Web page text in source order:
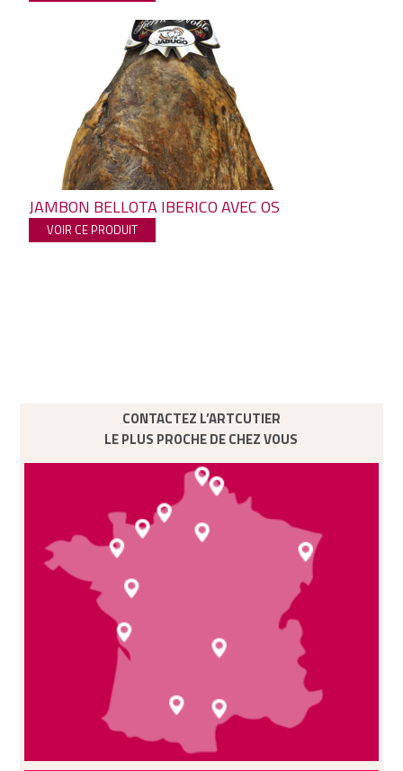
JAMBON BELLOTA IBERICO AVEC OS
VOIR CE PRODUIT
CONTACTEZ L’ARTCUTIER
LE PLUS PROCHE DE CHEZ VOUS